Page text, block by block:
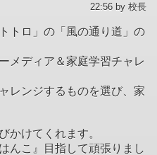
22:56 by 校長
トロ」の「風の通り道」の
メディア＆家庭学習チャレ
レンジするものを選び、家
かけてくれます。
んこ』目指して頑張りまし